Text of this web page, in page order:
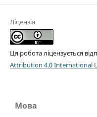
Ліцензія
Ця робота ліцензується
Attribution 4.0 International
Мова